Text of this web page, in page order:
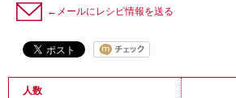
←メールにレシピ情報を送る
人数